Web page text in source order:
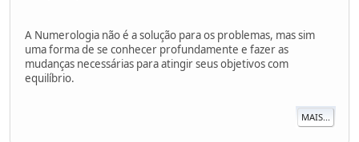
A Numerologia não é a solução para os problemas, mas sim
uma forma de se conhecer profundamente e fazer as
mudanças necessárias para atingir seus objetivos com
equilíbrio.
MAIS...